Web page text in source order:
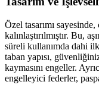
Özel tasarımı
kalınlaştırılmıştır. Bu,
süreli kullanımda dahi
taban yapısı,
kaymasını engeller.
engelleyici federler,